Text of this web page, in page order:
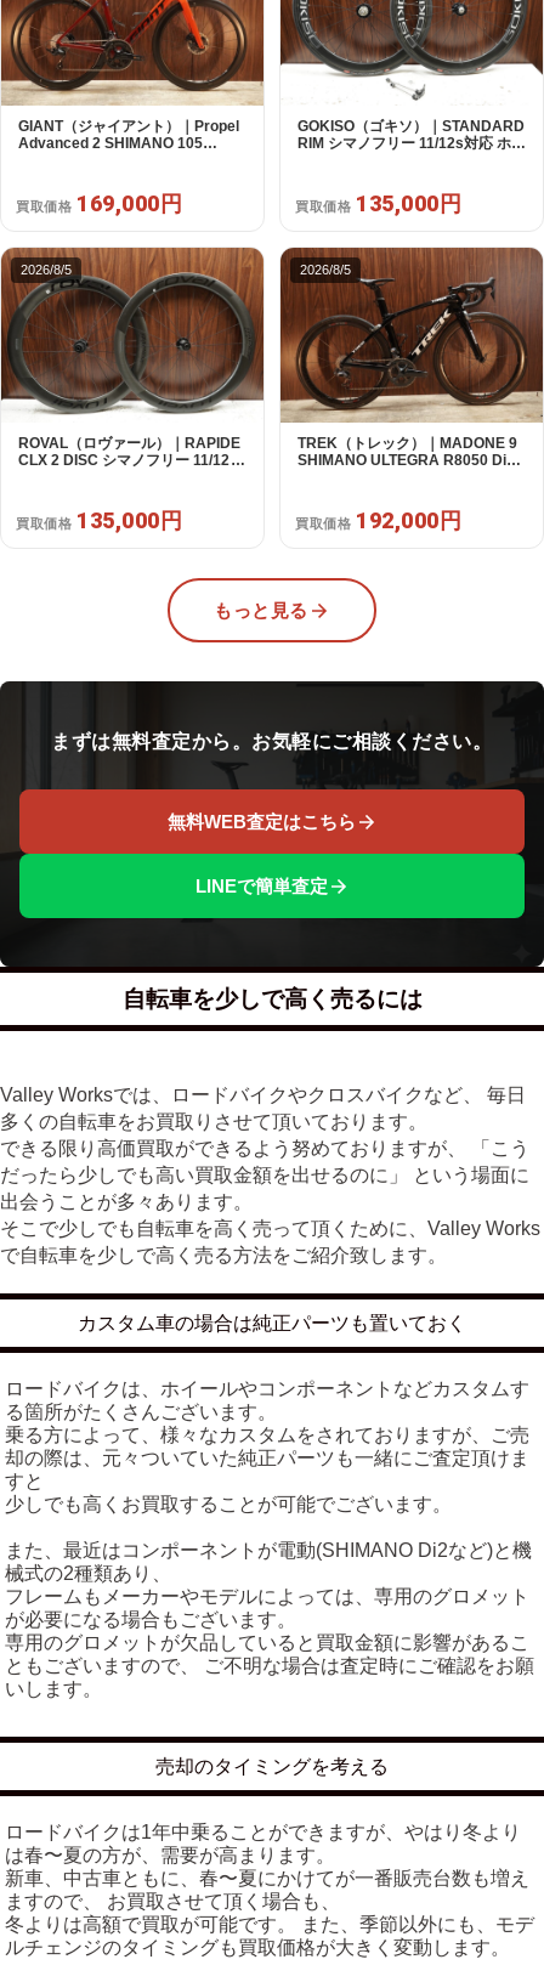
GIANT（ジャイアント）｜Propel
Advanced 2 SHIMANO 105
買取価格 169,000円
GOKISO（ゴキソ）｜STANDARD
RIM シマノフリー 11/12s対応 ホイ
買取価格 135,000円
2026/8/5
ROVAL（ロヴァール）｜RAPIDE
CLX 2 DISC シマノフリー 11/12s
買取価格 135,000円
2026/8/5
TREK（トレック）｜MADONE 9
SHIMANO ULTEGRA R8050 Di2
買取価格 192,000円
もっと見る
まずは無料査定から。お気軽にご相談ください。
無料WEB査定はこちら
LINEで簡単査定
自転車を少しで高く売るには
Valley Worksでは、ロードバイクやクロスバイクなど、 毎日
多くの自転車をお買取りさせて頂いております。
できる限り高価買取ができるよう努めておりますが、 「こう
だったら少しでも高い買取金額を出せるのに」 という場面に
出会うことが多々あります。
そこで少しでも自転車を高く売って頂くために、Valley Works
で自転車を少しで高く売る方法をご紹介致します。
カスタム車の場合は純正パーツも置いておく
ロードバイクは、ホイールやコンポーネントなどカスタムす
る箇所がたくさんございます。
乗る方によって、様々なカスタムをされておりますが、ご売
却の際は、元々ついていた純正パーツも一緒にご査定頂けま
すと
少しでも高くお買取することが可能でございます。
また、最近はコンポーネントが電動(SHIMANO Di2など)と機
械式の2種類あり、
フレームもメーカーやモデルによっては、専用のグロメット
が必要になる場合もございます。
専用のグロメットが欠品していると買取金額に影響があるこ
ともございますので、 ご不明な場合は査定時にご確認をお願
いします。
売却のタイミングを考える
ロードバイクは1年中乗ることができますが、やはり冬より
は春〜夏の方が、需要が高まります。
新車、中古車ともに、春〜夏にかけてが一番販売台数も増え
ますので、 お買取させて頂く場合も、
冬よりは高額で買取が可能です。 また、季節以外にも、モデ
ルチェンジのタイミングも買取価格が大きく変動します。